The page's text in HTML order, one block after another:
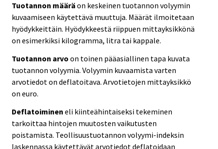
Tuotannon määräon keskeinen tuotannon volyymin
kuvaamiseen käytettävä muuttuja. Määrät ilmoitetaan
hyödykkeittäin. Hyödykkeestä riippuen mittayksikkönä
on esimerkiksi kilogramma, litra tai kappale.
Tuotannon arvo on toinen pääasiallinen tapa kuvata
tuotannon volyymia. Volyymin kuvaamista varten
arvotiedot on deflatoitava. Arvotietojen mittayksikkö
on euro.
Deflatoiminen eli kiinteähintaiseksi tekeminen
tarkoittaa hintojen muutosten vaikutusten
poistamista. Teollisuustuotannon volyymi-indeksin
laskennassa käytettävät arvotiedot deflatoidaan